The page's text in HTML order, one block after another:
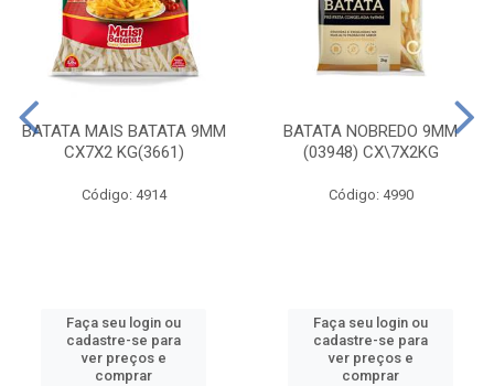
BATATA MAIS BATATA 9MM
CX7X2 KG(3661)
Código: 4914
Faça seu login ou
cadastre-se para
ver preços e
comprar
BATATA NOBREDO 9MM
(03948) CX\7X2KG
Código: 4990
Faça seu login ou
cadastre-se para
ver preços e
comprar